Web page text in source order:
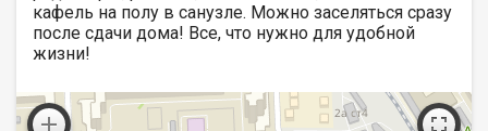
кафель на полу в санузле. Можно заселяться сразу
после сдачи дома! Все, что нужно для удобной
жизни!